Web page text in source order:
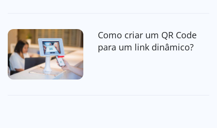
Como criar um QR Code
para um link dinâmico?